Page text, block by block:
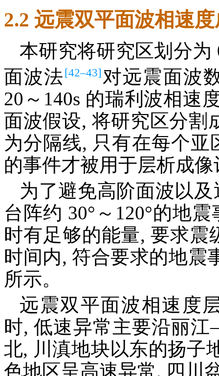
2.2 远震双平面波相速
本研究将研究区划分为
面波法[42–43] 对远震面波
20～140s 的瑞利波相速
面波假设, 将研究区分割
为分隔线, 只有在每个亚
的事件才被用于层析成像
为了避免高阶面波以
台阵约 30°～120°的地
时有足够的能量, 要求震
时间内, 符合要求的地震
所示。
远震双平面波相速度
时, 低速异常主要沿丽
北, 川滇地块以东的扬子
色地区呈高速异常, 四川